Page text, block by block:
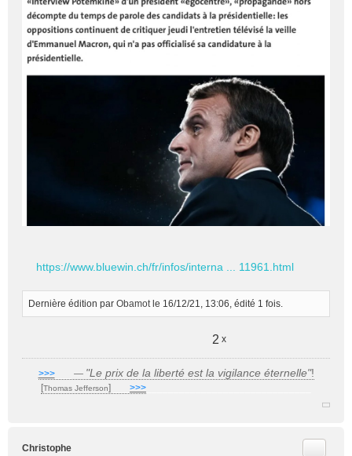
https://www.bluewin.ch/fr/infos/interna ... 11961.html
Dernière édition par Obamotle 16/12/21, 13:06, édité 1 fois.
2 x
>>>___ — "Le prix de la liberté est la vigilance éternelle"!
[Thomas Jefferson] >>>
Christophe